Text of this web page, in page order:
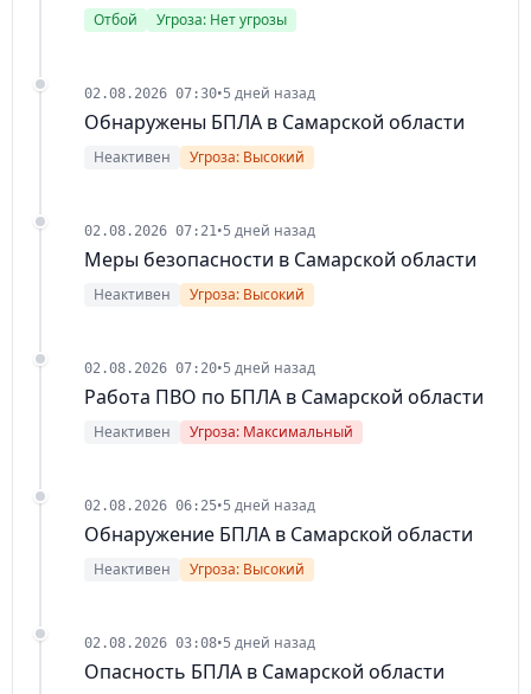
Отбой Угроза: Нет угрозы
02.08.2026 07:30•5 дней назад
Обнаружены БПЛА в Самарской области
Неактивен Угроза: Высокий
02.08.2026 07:21•5 дней назад
Меры безопасности в Самарской области
Неактивен Угроза: Высокий
02.08.2026 07:20•5 дней назад
Работа ПВО по БПЛА в Самарской области
Неактивен Угроза: Максимальный
02.08.2026 06:25•5 дней назад
Обнаружение БПЛА в Самарской области
Неактивен Угроза: Высокий
02.08.2026 03:08•5 дней назад
Опасность БПЛА в Самарской области